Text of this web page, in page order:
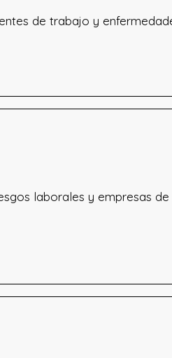
de trabajo y
laborales y empresas